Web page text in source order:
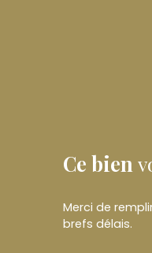
Ce bien
Merci de
brefs délais.